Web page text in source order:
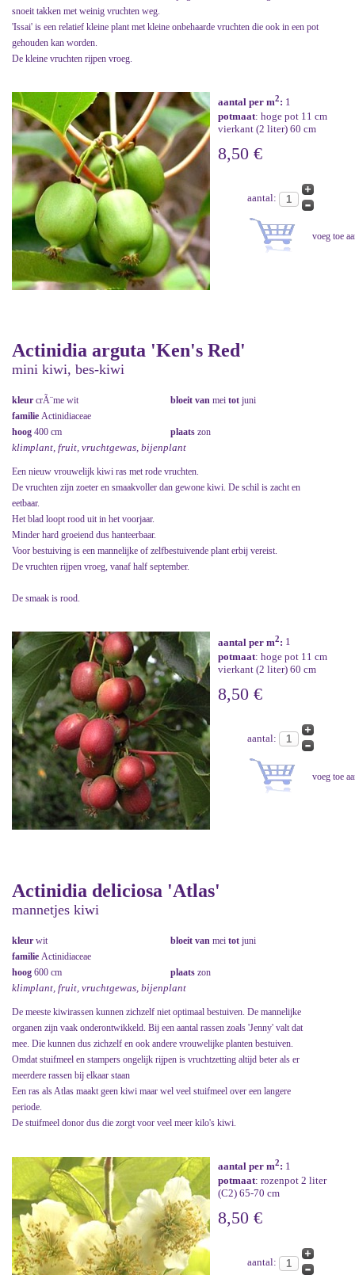
snoeit takken met weinig vruchten weg.
'Issai' is een relatief kleine plant met kleine onbehaarde vruchten die ook in een pot
gehouden kan worden.
De kleine vruchten rijpen vroeg.
aantal per m2: 1
potmaat: hoge pot 11 cm
vierkant (2 liter) 60 cm
8,50 €
aantal:
Actinidia arguta 'Ken's Red'
mini kiwi, bes-kiwi
kleur crÃ¨me wit bloeit van mei tot juni
familie Actinidiaceae
hoog 400 cm plaats zon
klimplant, fruit, vruchtgewas, bijenplant
Een nieuw vrouwelijk kiwi ras met rode vruchten.
De vruchten zijn zoeter en smaakvoller dan gewone kiwi. De schil is zacht en
eetbaar.
Het blad loopt rood uit in het voorjaar.
Minder hard groeiend dus hanteerbaar.
Voor bestuiving is een mannelijke of zelfbestuivende plant erbij vereist.
De vruchten rijpen vroeg, vanaf half september.
De smaak is rood.
aantal per m2: 1
potmaat: hoge pot 11 cm
vierkant (2 liter) 60 cm
8,50 €
aantal:
Actinidia deliciosa 'Atlas'
mannetjes kiwi
kleur wit bloeit van mei tot juni
familie Actinidiaceae
hoog 600 cm plaats zon
klimplant, fruit, vruchtgewas, bijenplant
De meeste kiwirassen kunnen zichzelf niet optimaal bestuiven. De mannelijke
organen zijn vaak onderontwikkeld. Bij een aantal rassen zoals 'Jenny' valt dat
mee. Die kunnen dus zichzelf en ook andere vrouwelijke planten bestuiven.
Omdat stuifmeel en stampers ongelijk rijpen is vruchtzetting altijd beter als er
meerdere rassen bij elkaar staan
Een ras als Atlas maakt geen kiwi maar wel veel stuifmeel over een langere
periode.
De stuifmeel donor dus die zorgt voor veel meer kilo's kiwi.
aantal per m2: 1
potmaat: rozenpot 2 liter
(C2) 65-70 cm
8,50 €
aantal: